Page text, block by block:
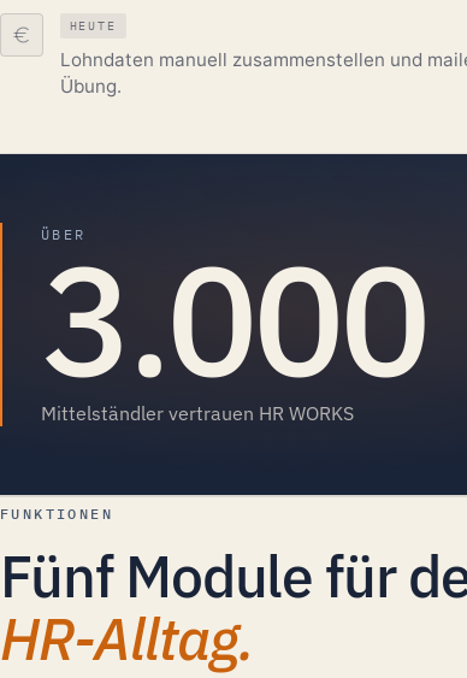
HEUTE
Lohndaten manuell zusammenstellen und
Übung.
ÜBER
3.000
Mittelständler vertrauen HR WORKS
FUNKTIONEN
Fünf Module für
HR-Alltag.